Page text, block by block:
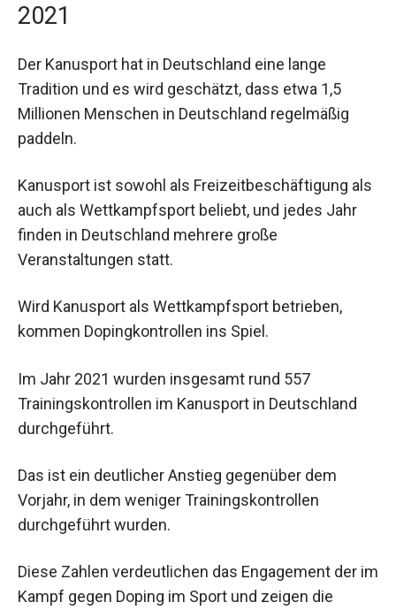
2021
Der Kanusport hat in Deutschland eine lange
Tradition und es wird geschätzt, dass etwa 1,5
Millionen Menschen in Deutschland regelmäßig
paddeln.
Kanusport ist sowohl als Freizeitbeschäftigung als
auch als Wettkampfsport beliebt, und jedes Jahr
finden in Deutschland mehrere große
Veranstaltungen statt.
Wird Kanusport als Wettkampfsport betrieben,
kommen Dopingkontrollen ins Spiel.
Im Jahr 2021 wurden insgesamt rund 557
Trainingskontrollen im Kanusport in Deutschland
durchgeführt.
Das ist ein deutlicher Anstieg gegenüber dem
Vorjahr, in dem weniger Trainingskontrollen
durchgeführt wurden.
Diese Zahlen verdeutlichen das Engagement der im
Kampf gegen Doping im Sport und zeigen die